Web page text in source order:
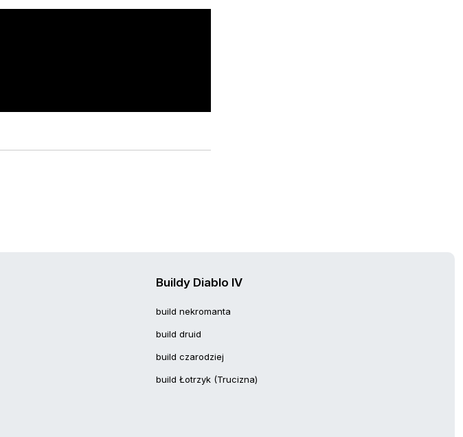
Buildy Diablo IV
build nekromanta
build druid
build czarodziej
build Łotrzyk (Trucizna)